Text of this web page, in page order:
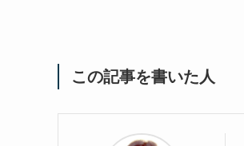
この記事を書いた人